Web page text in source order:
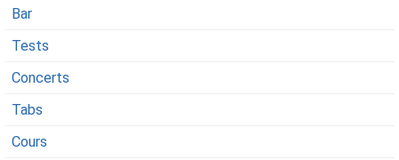
Bar
Tests
Concerts
Tabs
Cours